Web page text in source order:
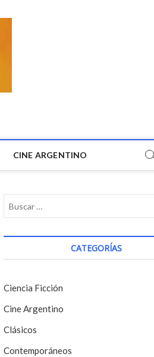
CINE ARGENTINO
CATEGORÍAS
Ciencia Ficción
Cine Argentino
Clásicos
Contemporáneos